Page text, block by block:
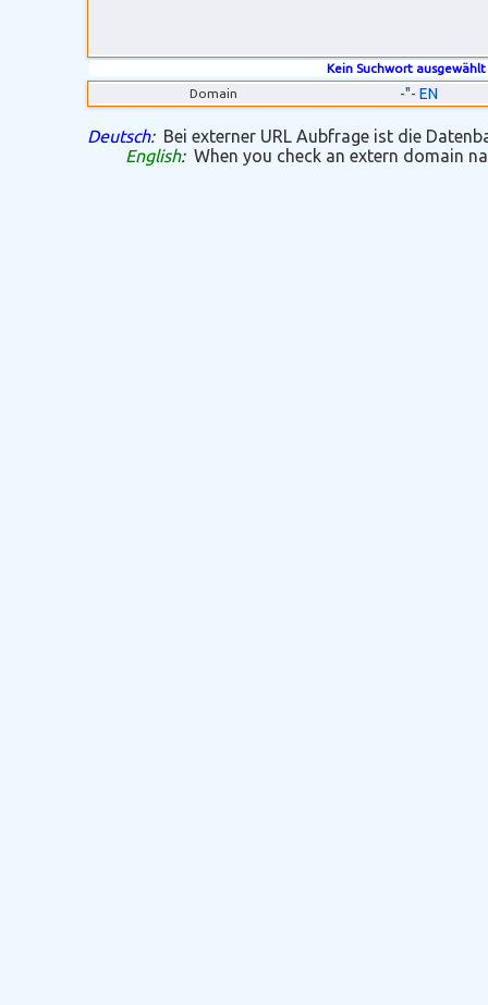
Kein Suchwort ausgewählt
Domain
-"- EN
Deutsch:Bei externer URL Aubfrage ist die
English:When you check an extern domain